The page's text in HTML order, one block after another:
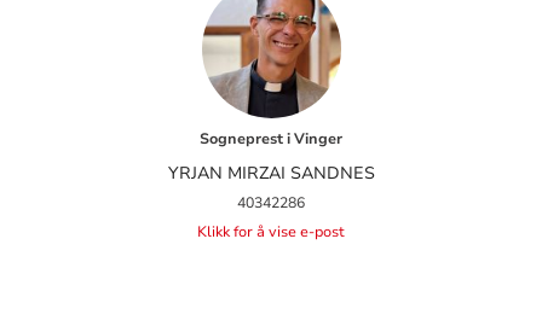
Sogneprest i Vinger
YRJAN MIRZAI SANDNES
40342286
Klikk for å vise e-post